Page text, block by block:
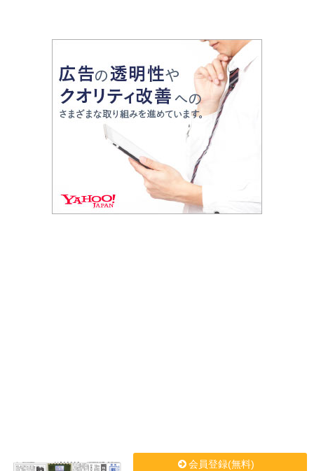
会員登録(無料)